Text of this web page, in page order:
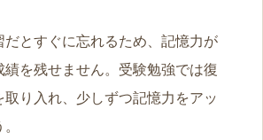
だとすぐに忘れるため、記憶力が
を残せません。受験勉強では復
取り入れ、少しずつ記憶力をアッ